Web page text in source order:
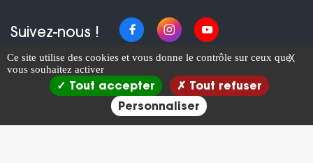
Suivez-nous !
Flers Agglo tous droits réservés 2022.
Mentions légales
X
Ce site utilise des cookies et vous donne le contrôle sur ceux que
vous souhaitez activer
Tout accepter
Tout refuser
Personnaliser